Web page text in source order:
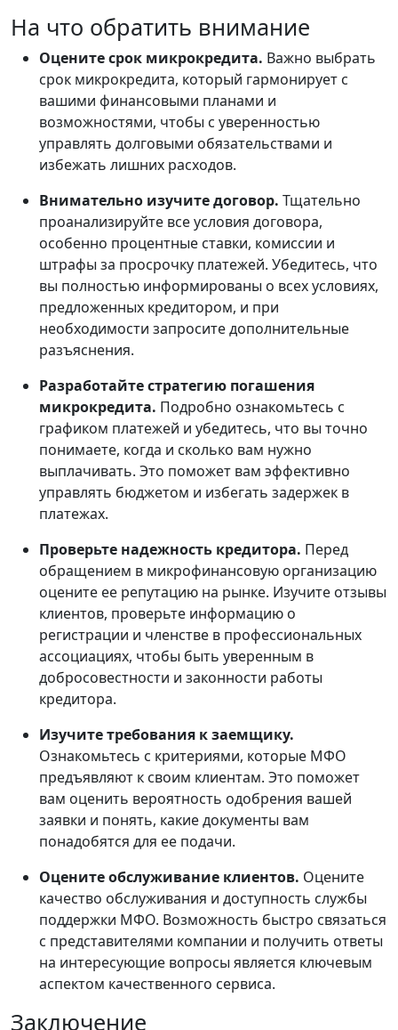
На что обратить внимание
Оцените срок микрокредита. Важно выбрать
срок микрокредита, который гармонирует с
вашими финансовыми планами и
возможностями, чтобы с уверенностью
управлять долговыми обязательствами и
избежать лишних расходов.
Внимательно изучите договор. Тщательно
проанализируйте все условия договора,
особенно процентные ставки, комиссии и
штрафы за просрочку платежей. Убедитесь, что
вы полностью информированы о всех условиях,
предложенных кредитором, и при
необходимости запросите дополнительные
разъяснения.
Разработайте стратегию погашения
микрокредита. Подробно ознакомьтесь с
графиком платежей и убедитесь, что вы точно
понимаете, когда и сколько вам нужно
выплачивать. Это поможет вам эффективно
управлять бюджетом и избегать задержек в
платежах.
Проверьте надежность кредитора. Перед
обращением в микрофинансовую организацию
оцените ее репутацию на рынке. Изучите отзывы
клиентов, проверьте информацию о
регистрации и членстве в профессиональных
ассоциациях, чтобы быть уверенным в
добросовестности и законности работы
кредитора.
Изучите требования к заемщику.
Ознакомьтесь с критериями, которые МФО
предъявляют к своим клиентам. Это поможет
вам оценить вероятность одобрения вашей
заявки и понять, какие документы вам
понадобятся для ее подачи.
Оцените обслуживание клиентов. Оцените
качество обслуживания и доступность службы
поддержки МФО. Возможность быстро связаться
с представителями компании и получить ответы
на интересующие вопросы является ключевым
аспектом качественного сервиса.
Заключение